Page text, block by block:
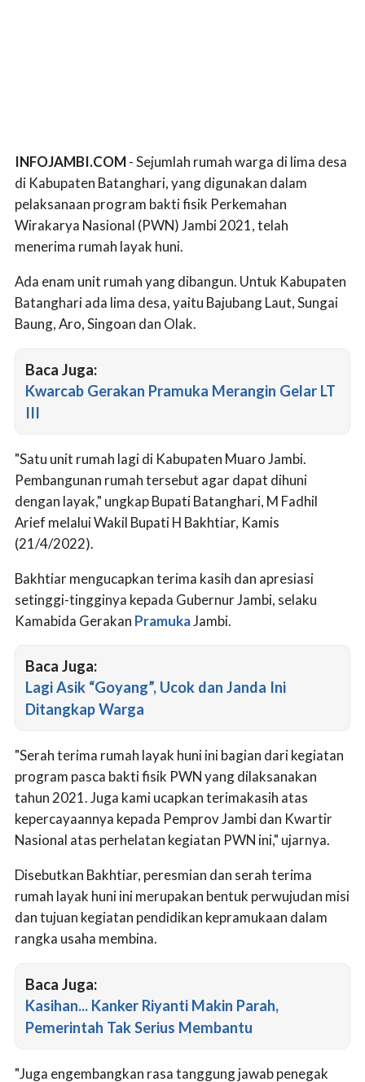
INFOJAMBI.COM- Sejumlah rumah warga di lima desa
di Kabupaten Batanghari, yang digunakan dalam
pelaksanaan program bakti fisik Perkemahan
Wirakarya Nasional (PWN) Jambi 2021, telah
menerima rumah layak huni.
Ada enam unit rumah yang dibangun. Untuk Kabupaten
Batanghari ada lima desa, yaitu Bajubang Laut, Sungai
Baung, Aro, Singoan dan Olak.
Baca Juga:
Kwarcab Gerakan Pramuka Merangin Gelar LT
III
"Satu unit rumah lagi di Kabupaten Muaro Jambi.
Pembangunan rumah tersebut agar dapat dihuni
dengan layak," ungkap Bupati Batanghari, M Fadhil
Arief melalui Wakil Bupati H Bakhtiar, Kamis
(21/4/2022).
Bakhtiar mengucapkan terima kasih dan apresiasi
setinggi-tingginya kepada Gubernur Jambi, selaku
Kamabida Gerakan PramukaJambi.
Baca Juga:
Lagi Asik “Goyang”, Ucok dan Janda Ini
Ditangkap Warga
"Serah terima rumah layak huni ini bagian dari kegiatan
program pasca bakti fisik PWN yang dilaksanakan
tahun 2021. Juga kami ucapkan terimakasih atas
kepercayaannya kepada Pemprov Jambi dan Kwartir
Nasional atas perhelatan kegiatan PWN ini," ujarnya.
Disebutkan Bakhtiar, peresmian dan serah terima
rumah layak huni ini merupakan bentuk perwujudan misi
dan tujuan kegiatan pendidikan kepramukaan dalam
rangka usaha membina.
Baca Juga:
Kasihan... Kanker Riyanti Makin Parah,
Pemerintah Tak Serius Membantu
"Juga engembangkan rasa tanggung jawab penegak